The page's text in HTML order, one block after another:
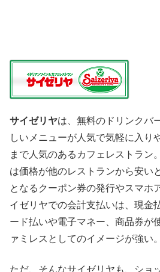
サイゼリヤは、無料のドリンクバ
しいメニューが人気で気軽に入り
まで人気のあるカフェレストラン
は価格が他のレストランから安い
となるクーポン券の発行やスマホ
イゼリヤでの会計支払いは、現金
ード払いや電子マネー、商品券が
ァミレスとしてのイメージが強い。
ただ、そんなサイゼリヤも、ショ